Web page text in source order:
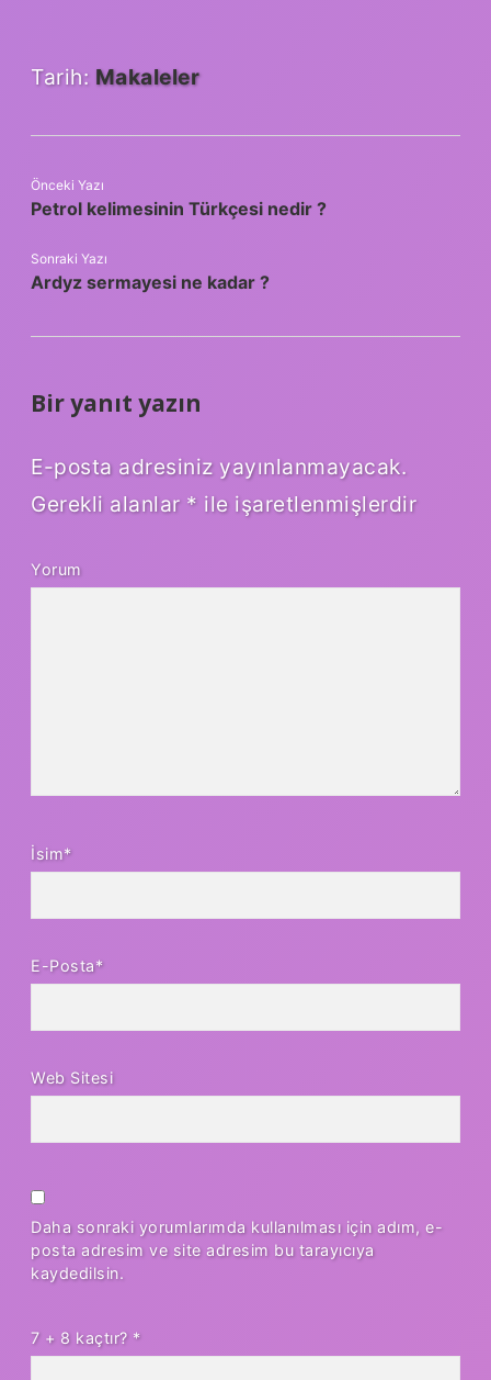
Tarih: Makaleler
Önceki Yazı
Petrol kelimesinin Türkçesi nedir ?
Sonraki Yazı
Ardyz sermayesi ne kadar ?
Bir yanıt yazın
E-posta adresiniz yayınlanmayacak.
Gerekli alanlar * ile işaretlenmişlerdir
Yorum
İsim*
E-Posta*
Web Sitesi
Daha sonraki yorumlarımda kullanılması için adım, e-
posta adresim ve site adresim bu tarayıcıya
kaydedilsin.
7 + 8 kaçtır? *